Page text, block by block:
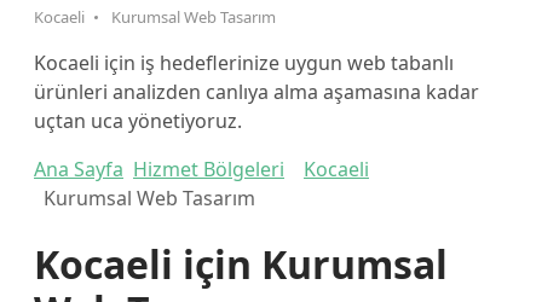
Kocaeli Kurumsal Web Tasarım
Kocaeli için iş hedeflerinize uygun web tabanlı
ürünleri analizden canlıya alma aşamasına kadar
uçtan uca yönetiyoruz.
Ana Sayfa Hizmet Bölgeleri
Kocaeli
Kurumsal Web Tasarım
Kocaeli için Kurumsal